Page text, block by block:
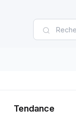
Tendance